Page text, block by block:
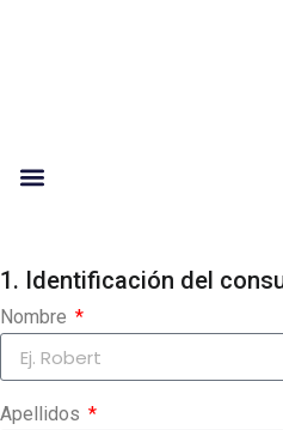
A problem was detected in the
1. Identificación del
Nombre